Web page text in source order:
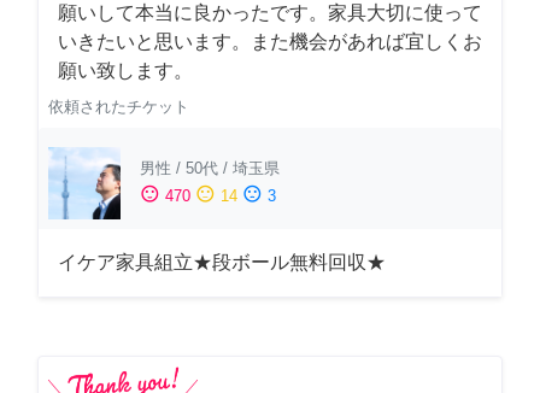
願いして本当に良かったです。家具大切に使って
いきたいと思います。また機会があれば宜しくお
願い致します。
依頼されたチケット
男性 / 50代 / 埼玉県
sentiment_satisfied 470 sentiment_neutral 14 sentiment_dissatisfied 3
イケア家具組立★段ボール無料回収★